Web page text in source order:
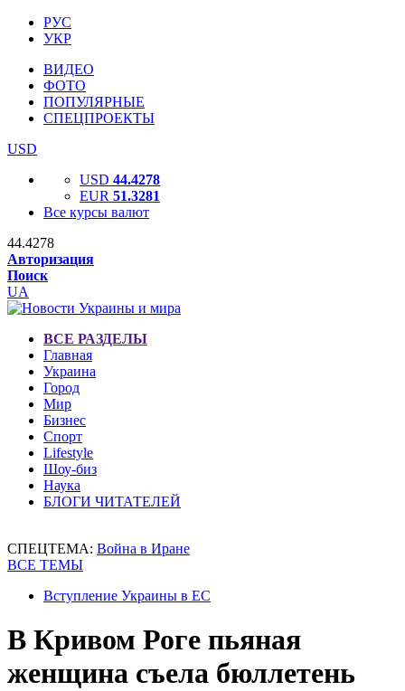
РУС
УКР
ВИДЕО
ФОТО
ПОПУЛЯРНЫЕ
СПЕЦПРОЕКТЫ
USD
USD 44.4278
EUR 51.3281
Все курсы валют
44.4278
Авторизация
Поиск
UA
ВСЕ РАЗДЕЛЫ
Главная
Украина
Город
Мир
Бизнес
Спорт
Lifestyle
Шоу-биз
Наука
БЛОГИ ЧИТАТЕЛЕЙ
СПЕЦТЕМА: Война в Иране
ВСЕ ТЕМЫ
Вступление Украины в ЕС
В Кривом Роге пьяная
женщина съела бюллетень